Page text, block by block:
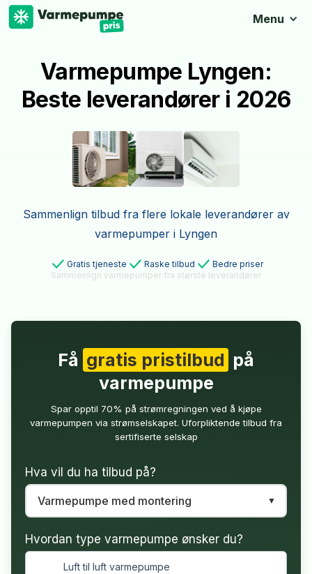
Menu
Varmepumpe Lyngen:
Beste leverandører i 2026
Sammenlign tilbud fra flere lokale leverandører av
varmepumper i Lyngen
Gratis tjeneste Raske tilbud
Bedre priser
Sammenlign varmepumper fra største leverandører
Få gratis pristilbud på
varmepumpe
Spar opptil 70% på strømregningen ved å kjøpe
varmepumpen via strømselskapet. Uforpliktende tilbud fra
sertifiserte selskap
Hva vil du ha tilbud på?
Hvordan type varmepumpe ønsker du?
Luft til luft varmepumpe